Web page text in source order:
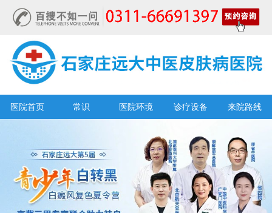
医院首页 常识 医院环境 诊疗设备 来院路线